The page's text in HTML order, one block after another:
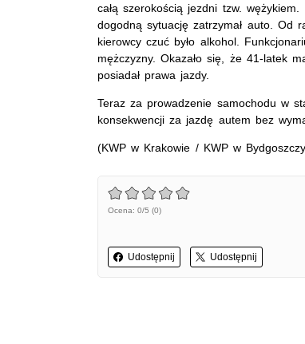
całą szerokością jezdni tzw.
dogodną sytuację zatrzymał auto. Od
kierowcy czuć było alkohol.
mężczyzny. Okazało się, że 41-latek
posiadał prawa jazdy.
Teraz za prowadzenie samochodu w
konsekwencji za jazdę autem bez
(KWP w Krakowie / KWP w
Ocena: 0/5 (0)
Udostępnij Udostępnij